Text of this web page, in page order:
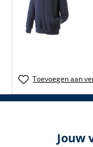
Toevoegen aan
Jouw